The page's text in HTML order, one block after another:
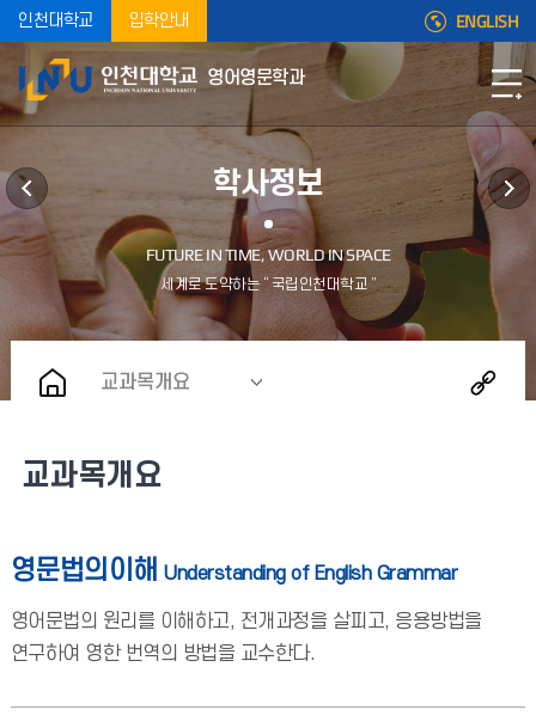
인천대학교 입학안내 ENGLISH
영어영문학과
학사정보
교과목개요
교과목개요
영문법의이해 Understanding of English Grammar
영어문법의 원리를 이해하고, 전개과정을 살피고, 응용방법을
연구하여 영한 번역의 방법을 교수한다.